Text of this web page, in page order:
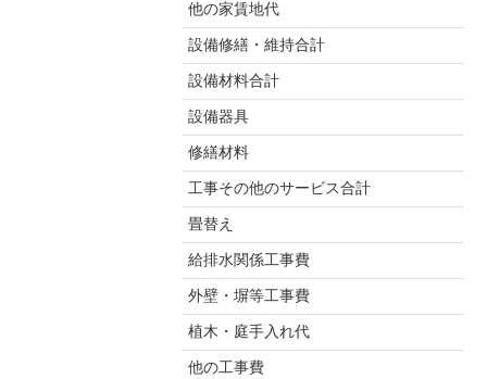
他の家賃地代
設備修繕・維持合計
設備材料合計
設備器具
修繕材料
工事その他のサービス合計
畳替え
給排水関係工事費
外壁・塀等工事費
植木・庭手入れ代
他の工事費